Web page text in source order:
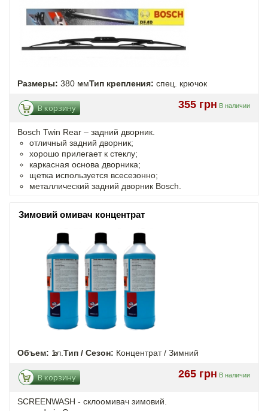
Размеры: 380 ммТип крепления: спец. крючок
355 грн В наличии
В корзину
Bosch Twin Rear – задний дворник.
отличный задний дворник;
хорошо прилегает к стеклу;
каркасная основа дворника;
щетка используется всесезонно;
металлический задний дворник Bosch.
Зимовий омивач концентрат
Объем: 1л. Тип / Сезон: Концентрат / Зимний
265 грн В наличии
В корзину
SCREENWASH - cклоомивач зимовий.